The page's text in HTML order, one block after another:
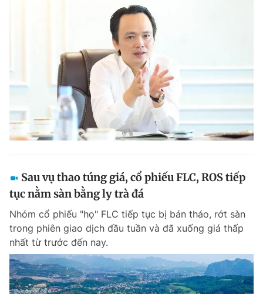
Sau vụ thao túng giá, cổ phiếu FLC, ROS tiếp
tục nằm sàn bằng ly trà đá
Nhóm cổ phiếu "họ" FLC tiếp tục bị bán tháo, rớt sàn
trong phiên giao dịch đầu tuần và đã xuống giá thấp
nhất từ trước đến nay.